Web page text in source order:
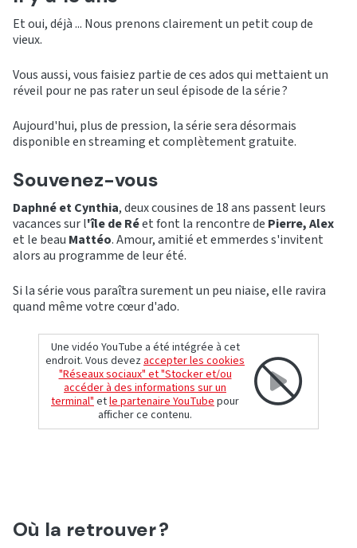
Et oui, déjà ... Nous prenons clairement un petit coup de
vieux.
Vous aussi, vous faisiez partie de ces ados qui mettaient un
réveil pour ne pas rater un seul épisode de la série ?
Aujourd'hui, plus de pression, la série sera désormais
disponible en streaming et complètement gratuite.
Souvenez-vous
Daphné et Cynthia, deux cousines de 18 ans passent leurs
vacances sur l'île de Réet font la rencontre de Pierre, Alex
et le beau Mattéo. Amour, amitié et emmerdes s'invitent
alors au programme de leur été.
Si la série vous paraîtra surement un peu niaise, elle ravira
quand même votre cœur d'ado.
Une vidéo YouTube a été intégrée à cet
endroit. Vous devez accepter les cookies
"Réseaux sociaux" et "Stocker et/ou
accéder à des informations sur un
terminal" etle partenaire YouTube pour
afficher ce contenu.
Où la retrouver ?